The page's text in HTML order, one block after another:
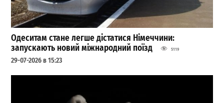
Одеситам стане легше дістатися Німеччини:
запускають новий міжнародний поїзд
5119
29-07-2026 в 15:23